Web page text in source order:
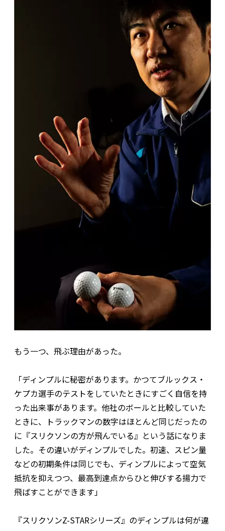
もう一つ、飛ぶ理由があった。
「ディンプルに秘密があります。かつてブルックス・
ケプカ選手のテストをしていたときにすごく自信を持
った出来事があります。他社のボールと比較していた
ときに、トラックマンの数字はほとんど同じだったの
に『スリクソンの方が飛んでいる』という話になりま
した。その違いがディンプルでした。初速、スピン量
などの初期条件は同じでも、ディンプルによって空気
抵抗を抑えつつ、最高到達点からひと伸びする揚力で
飛ばすことができます」
『スリクソンZ-STARシリーズ』のディンプルは何が違